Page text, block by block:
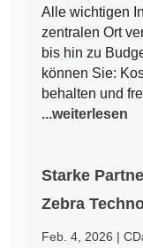
Alle wichtigen
zentralen Ort
bis hin zu
können Sie:
behalten und
...weiterlesen
Starke
Zebra
Feb. 4, 2026 |